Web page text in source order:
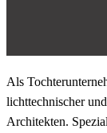
Als
lichttechnischer
Architekten.